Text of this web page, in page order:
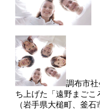
調布市
ち上げた「遠野まご
（岩手県大槌町、釜